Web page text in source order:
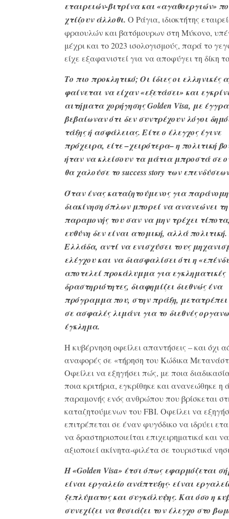
εταιρειών-βιτρίνα και «αγαθοεργιών»
χτίζουν άλλοθι. Ο Ράγια, ιδιοκτήτης
φραουλών και βατόμουρων στη Μύκονο,
μέχρι και το 2023 ισολογισμούς, παρά το
είχε εξαφανιστεί για να αποφύγει τη δίκη
Το πιο προκλητικό; Οι ίδιες οι ελληνικές
φαίνεται να είχαν «εξετάσει» και
αιτήματα χορήγησης Golden Visa, με
βεβαίωναν ότι δεν συντρέχουν λόγοι
τάξης ή ασφάλειας. Είτε ο έλεγχος έγινε
πρόχειρα, είτε –χειρότερα– η πολιτική
ήταν να κλείσουν τα μάτια μπροστά σε
θα χαλούσε το success story των
Όταν ένας καταζητούμενος για παράνομη
διακίνηση όπλων μπορεί να ανανεώνει
παραμονής του σαν να μην τρέχει
ευθύνη δεν είναι ατομική, αλλά
Ελλάδα, αντί να ενισχύσει τους
ελέγχου και να διασφαλίσει ότι η
αποτελεί προκάλυμμα για εγκληματικές
δραστηριότητες, διαφημίζει διεθνώς ένα
πρόγραμμα που, στην πράξη,
σε ασφαλές λιμάνι για το διεθνές
έγκλημα.
Η κυβέρνηση οφείλει απαντήσεις – και όχι
αναφορές σε «τήρηση του Κώδικα
Οφείλει να εξηγήσει πώς, με ποια
ποια κριτήρια, εγκρίθηκε και ανανεώθηκε η
παραμονής ενός ανθρώπου που βρίσκεται
καταζητούμενων του FBI. Οφείλει να
επιτρέπεται σε έναν φυγόδικο να ιδρύει
να δραστηριοποιείται επιχειρηματικά και να
αξιοποιεί ακίνητα-φιλέτα σε τουριστικά
Η «Golden Visa» έτσι όπως εφαρμόζεται
είναι εργαλείο ανάπτυξης· είναι
ξεπλύματος και συγκάλυψης. Και όσο η
συνεχίζει να θυσιάζει τον έλεγχο στο